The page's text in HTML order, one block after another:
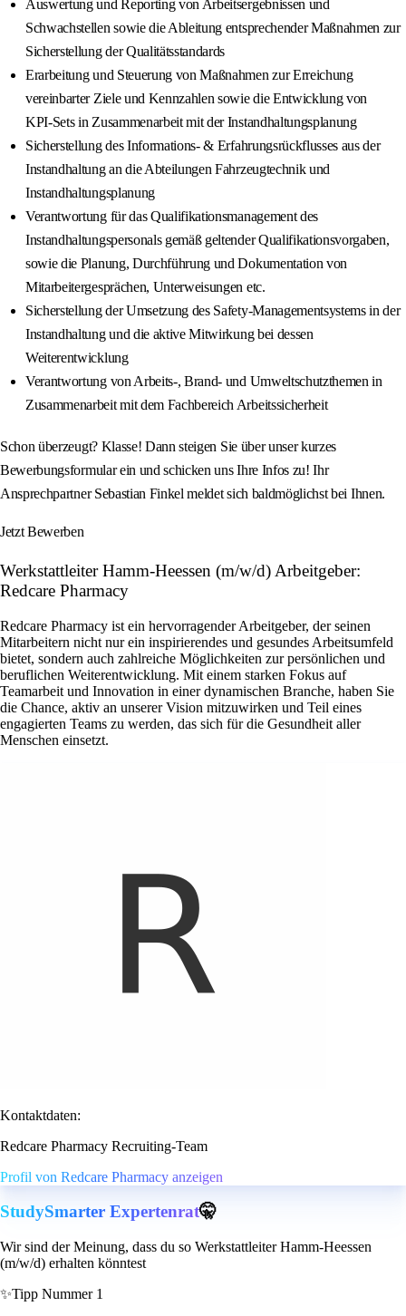
Auswertung und Reporting von Arbeitsergebnissen und
Schwachstellen sowie die Ableitung entsprechender Maßnahmen zur
Sicherstellung der Qualitätsstandards
Erarbeitung und Steuerung von Maßnahmen zur Erreichung
vereinbarter Ziele und Kennzahlen sowie die Entwicklung von
KPI‑Sets in Zusammenarbeit mit der Instandhaltungsplanung
Sicherstellung des Informations- & Erfahrungsrückflusses aus der
Instandhaltung an die Abteilungen Fahrzeugtechnik und
Instandhaltungsplanung
Verantwortung für das Qualifikationsmanagement des
Instandhaltungspersonals gemäß geltender Qualifikationsvorgaben,
sowie die Planung, Durchführung und Dokumentation von
Mitarbeitergesprächen, Unterweisungen etc.
Sicherstellung der Umsetzung des Safety‑Managementsystems in der
Instandhaltung und die aktive Mitwirkung bei dessen
Weiterentwicklung
Verantwortung von Arbeits-, Brand- und Umweltschutzthemen in
Zusammenarbeit mit dem Fachbereich Arbeitssicherheit
Schon überzeugt? Klasse! Dann steigen Sie über unser kurzes
Bewerbungsformular ein und schicken uns Ihre Infos zu! Ihr
Ansprechpartner Sebastian Finkel meldet sich baldmöglichst bei Ihnen.
Jetzt Bewerben
Werkstattleiter Hamm-Heessen (m/w/d) Arbeitgeber:
Redcare Pharmacy
Redcare Pharmacy ist ein hervorragender Arbeitgeber, der seinen
Mitarbeitern nicht nur ein inspirierendes und gesundes Arbeitsumfeld
bietet, sondern auch zahlreiche Möglichkeiten zur persönlichen und
beruflichen Weiterentwicklung. Mit einem starken Fokus auf
Teamarbeit und Innovation in einer dynamischen Branche, haben Sie
die Chance, aktiv an unserer Vision mitzuwirken und Teil eines
engagierten Teams zu werden, das sich für die Gesundheit aller
Menschen einsetzt.
Kontaktdaten:
Redcare Pharmacy Recruiting-Team
Profil von Redcare Pharmacy anzeigen
StudySmarter Expertenrat🤫
Wir sind der Meinung, dass du so Werkstattleiter Hamm-Heessen
(m/w/d) erhalten könntest
✨Tipp Nummer 1